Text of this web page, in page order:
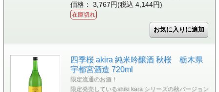
価格： 3,767円(税込 4,144円)
在庫切れ
四季桜 akira 純米吟醸酒 秋桜 栃木県
宇都宮酒造 720ml
限定流通のお酒！
限定発売しているshiki kara シリーズの秋バージョン